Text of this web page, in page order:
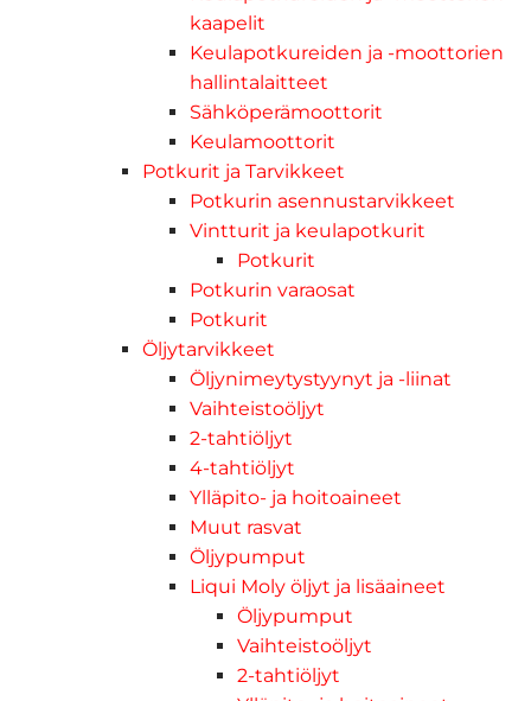
kaapelit
Keulapotkureiden ja -moottorien
hallintalaitteet
Sähköperämoottorit
Keulamoottorit
Potkurit ja Tarvikkeet
Potkurin asennustarvikkeet
Vintturit ja keulapotkurit
Potkurit
Potkurin varaosat
Potkurit
Öljytarvikkeet
Öljynimeytystyynyt ja -liinat
Vaihteistoöljyt
2-tahtiöljyt
4-tahtiöljyt
Ylläpito- ja hoitoaineet
Muut rasvat
Öljypumput
Liqui Moly öljyt ja lisäaineet
Öljypumput
Vaihteistoöljyt
2-tahtiöljyt